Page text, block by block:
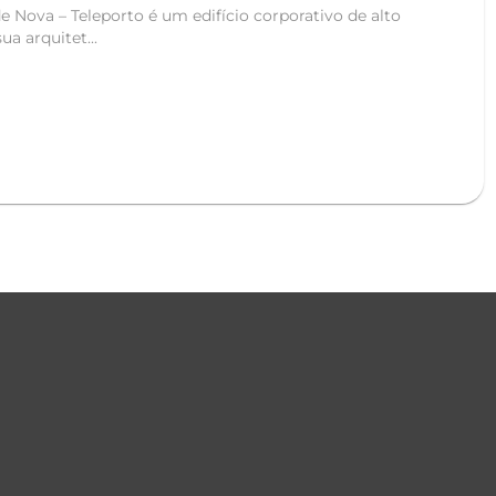
Nova – Teleporto é um edifício corporativo de alto
arquitet...